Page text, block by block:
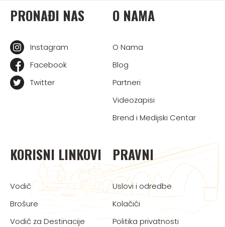
PRONAĐI NAS
Instagram
Facebook
Twitter
O NAMA
O Nama
Blog
Partneri
Videozapisi
Brend i Medijski Centar
KORISNI LINKOVI
Vodič
Brošure
Vodič za Destinacije
PRAVNI
Uslovi i odredbe
Kolačići
Politika privatnosti